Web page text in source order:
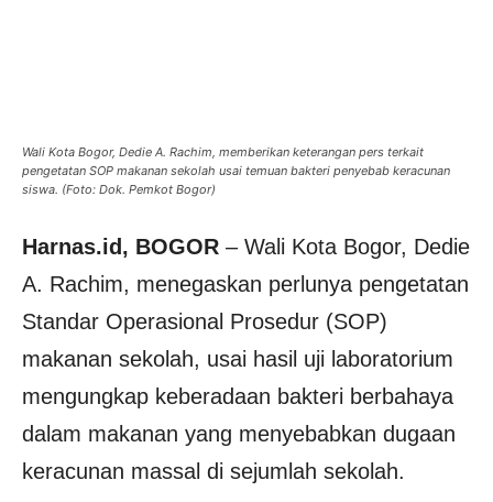
Wali Kota Bogor, Dedie A. Rachim, memberikan keterangan pers terkait
pengetatan SOP makanan sekolah usai temuan bakteri penyebab keracunan
siswa. (Foto: Dok. Pemkot Bogor)
Harnas.id, BOGOR – Wali Kota Bogor, Dedie
A. Rachim, menegaskan perlunya pengetatan
Standar Operasional Prosedur (SOP)
makanan sekolah, usai hasil uji laboratorium
mengungkap keberadaan bakteri berbahaya
dalam makanan yang menyebabkan dugaan
keracunan massal di sejumlah sekolah.